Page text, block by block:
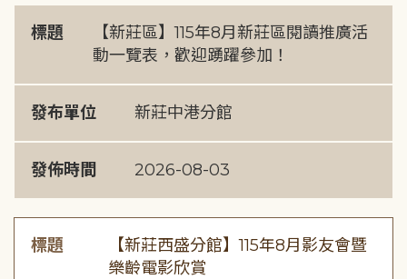
標題
【新莊區】115年8月新莊區閱讀推廣活
動一覽表，歡迎踴躍參加！
發布單位 新莊中港分館
發佈時間 2026-08-03
標題
【新莊西盛分館】115年8月影友會暨
樂齡電影欣賞